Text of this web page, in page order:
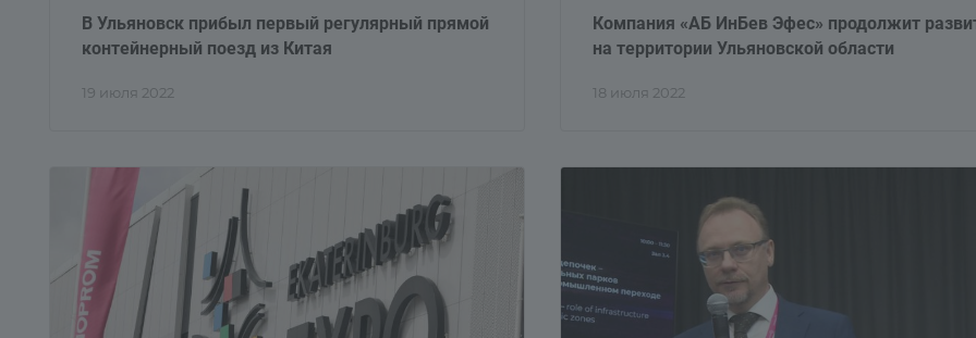
19 июля 2022
В Ульяновск прибыл первый регулярный прямой
контейнерный поезд из Китая
18 июля 2022
Компания «АБ ИнБев Эфес» продолжит
на территории Ульяновской области